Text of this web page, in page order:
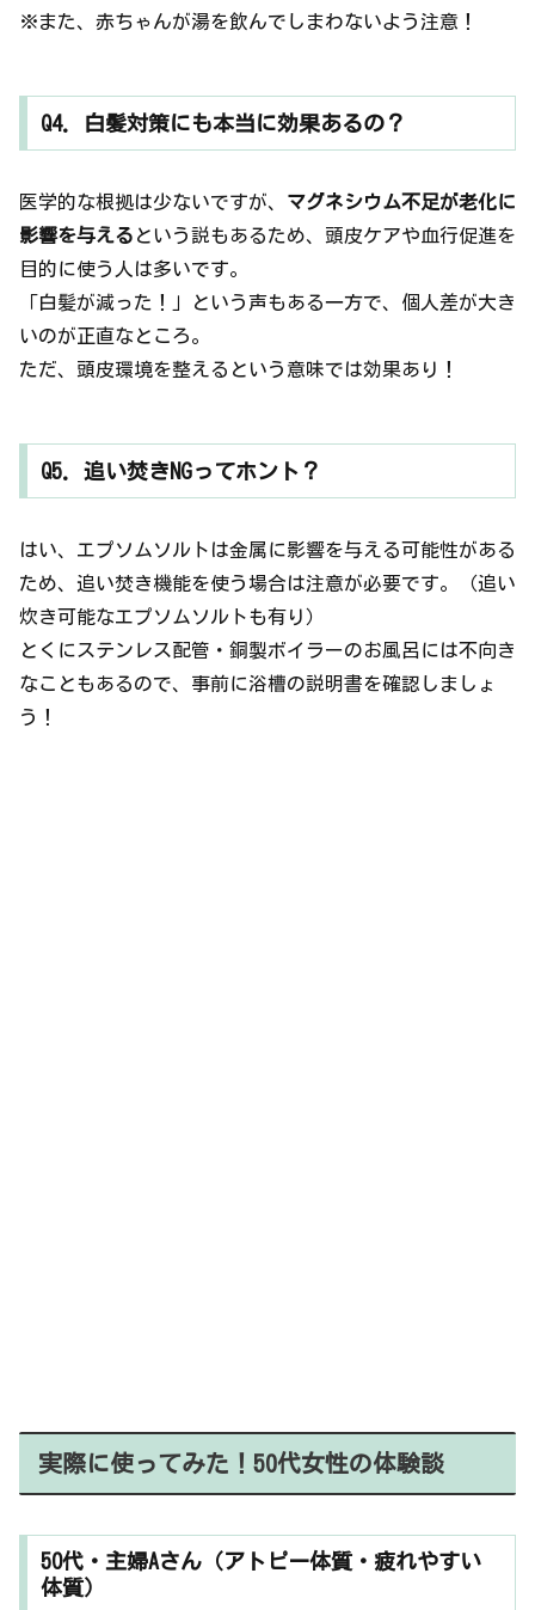
※また、赤ちゃんが湯を飲んでしまわないよう注意！
Q4. 白髪対策にも本当に効果あるの？
医学的な根拠は少ないですが、 マグネシウム不足が老化に
影響を与える という説もあるため、頭皮ケアや血行促進を
目的に使う人は多いです。
「白髪が減った！」という声もある一方で、個人差が大き
いのが正直なところ。
ただ、頭皮環境を整えるという意味では効果あり！
Q5. 追い焚きNGってホント？
はい、エプソムソルトは金属に影響を与える可能性がある
ため、追い焚き機能を使う場合は注意が必要です。（追い
炊き可能なエプソムソルトも有り）
とくにステンレス配管・銅製ボイラーのお風呂には不向き
なこともあるので、事前に浴槽の説明書を確認しましょ
う！
実際に使ってみた！50代女性の体験談
50代・主婦Aさん（アトピー体質・疲れやすい
体質）